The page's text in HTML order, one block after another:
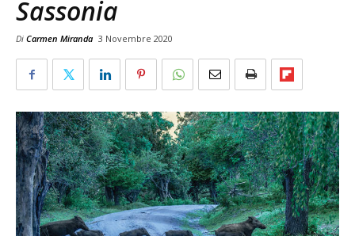
Sassonia
Di Carmen Miranda 3 Novembre 2020